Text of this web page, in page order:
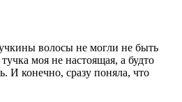
волосы не могли не быть
моя не настоящая, а будто
И конечно, сразу поняла, что